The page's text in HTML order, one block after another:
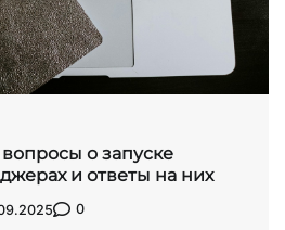
о запуске
и ответы на них
0